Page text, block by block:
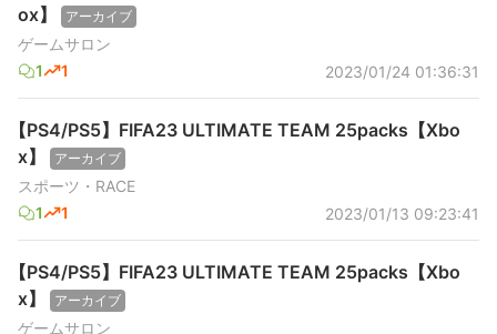
ox】
アーカイブ
ゲームサロン
1
1 2023/01/24 01:36:31
【PS4/PS5】FIFA23 ULTIMATE TEAM 25packs【Xbo
x】
アーカイブ
スポーツ・RACE
1
1 2023/01/13 09:23:41
【PS4/PS5】FIFA23 ULTIMATE TEAM 25packs【Xbo
x】
アーカイブ
ゲームサロン